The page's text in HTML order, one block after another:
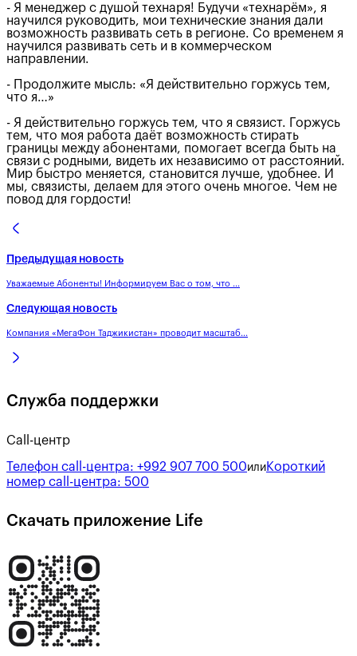
- Я менеджер с душой технаря! Будучи «технарём», я
научился руководить, мои технические знания дали
возможность развивать сеть в регионе. Со временем я
научился развивать сеть и в коммерческом
направлении.
- Продолжите мысль: «Я действительно горжусь тем,
что я…»
- Я действительно горжусь тем, что я связист. Горжусь
тем, что моя работа даёт возможность стирать
границы между абонентами, помогает всегда быть на
связи с родными, видеть их независимо от расстояний.
Мир быстро меняется, становится лучше, удобнее. И
мы, связисты, делаем для этого очень многое. Чем не
повод для гордости!
Предыдущая новость
Уважаемые Абоненты! Информируем Вас о том, что ...
Следующая новость
Компания «МегаФон Таджикистан» проводит масштаб...
Служба поддержки
Call-центр
Телефон call-центра: +992 907 700 500или Короткий
номер call-центра: 500
Скачать приложение Life